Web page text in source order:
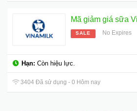
Mã giảm giá sữa
SALE No Expires
Hạn: Còn hiệu lực.
3404 Đã sử dụng - 0 Hôm nay